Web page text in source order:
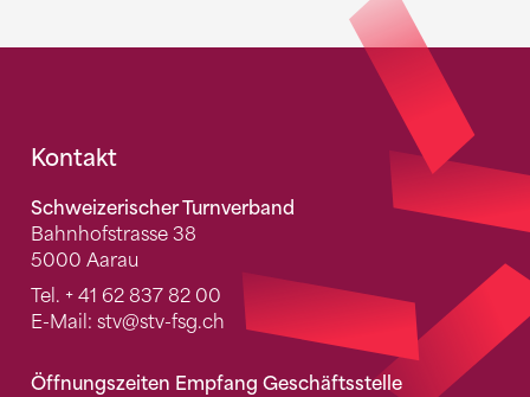
Fusszeile
Kontakt
Schweizerischer Turnverband
Bahnhofstrasse 38
5000 Aarau
Tel. + 41 62 837 82 00
E-Mail: stv@stv-fsg.ch
Öffnungszeiten Empfang Geschäftsstelle